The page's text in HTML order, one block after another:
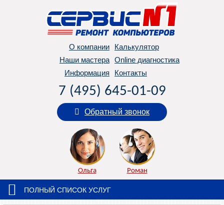
О компании
Калькулятор
Наши мастера Online диагностика
Информация
Контакты
7 (495) 645-01-09
Обратный звонок
Ольга Роман
ПОЛНЫЙ СПИСОК УСЛУГ